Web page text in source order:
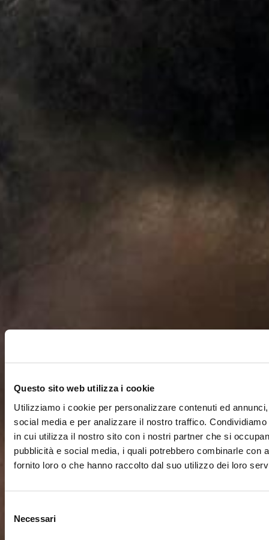
Questo sito web utilizza i cookie
Utilizziamo i cookie per personalizzare contenuti ed
social media e per analizzare il nostro traffico.
in cui utilizza il nostro sito con i nostri partner che si
pubblicità e social media, i quali potrebbero combinarle con
fornito loro o che hanno raccolto dal suo utilizzo dei loro
delNecessari